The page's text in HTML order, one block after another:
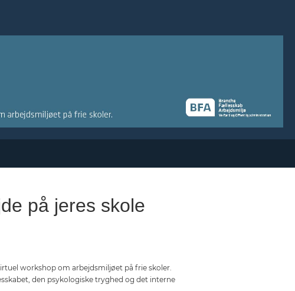
på jeres skole
workshop om arbejdsmiljøet på frie skoler.
den psykologiske tryghed og det interne